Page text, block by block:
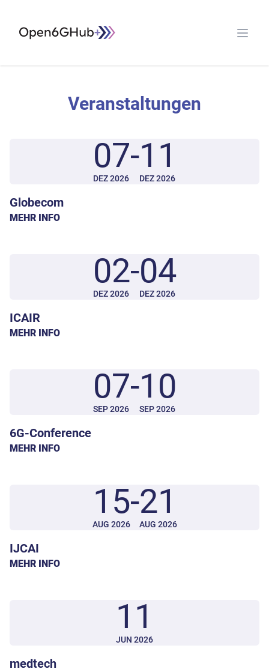
Open G6 Hub
Open
Veranstaltungen
07
DEZ 2026
-11
DEZ 2026
Globecom
MEHR INFO
02
DEZ 2026
-04
DEZ 2026
ICAIR
MEHR INFO
07
SEP 2026
-10
SEP 2026
6G-Conference
MEHR INFO
15
AUG 2026
-21
AUG 2026
IJCAI
MEHR INFO
11
JUN 2026
medtech